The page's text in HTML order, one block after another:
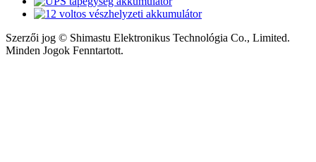
Szerzői jog © Shimastu Elektronikus Technológia Co., Limited.
Minden Jogok Fenntartott.